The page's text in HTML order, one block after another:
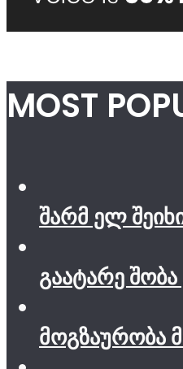
MOST
შარმ ელ
გაატარე შობა
მოგზაურობა